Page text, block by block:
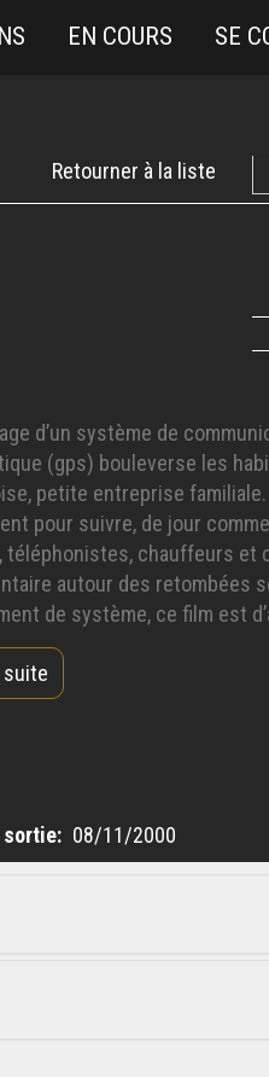
EN COURS SE
Retourner à la liste
d’un système de
(gps) bouleverse les
petite entreprise
pour suivre, de jour
téléphonistes, chauffeurs et
autour des retombées
de système, ce film est
hommes.
suite
sortie 08/11/2000